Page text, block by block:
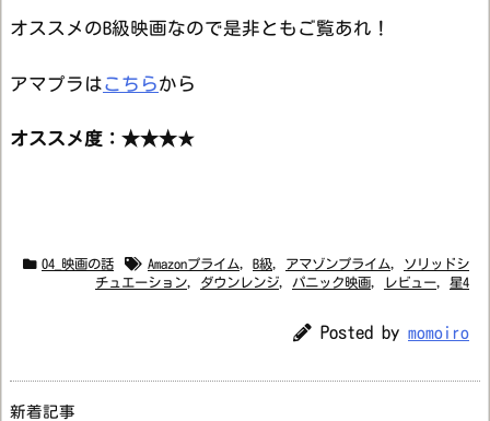
オススメのB級映画なので是非ともご覧あれ！
アマプラはこちらから
オススメ度：★★★★
04_映画の話 Amazonプライム, B級, アマゾンプライム, ソリッドシ
チュエーション, ダウンレンジ, パニック映画, レビュー, 星4
Posted by momoiro
新着記事